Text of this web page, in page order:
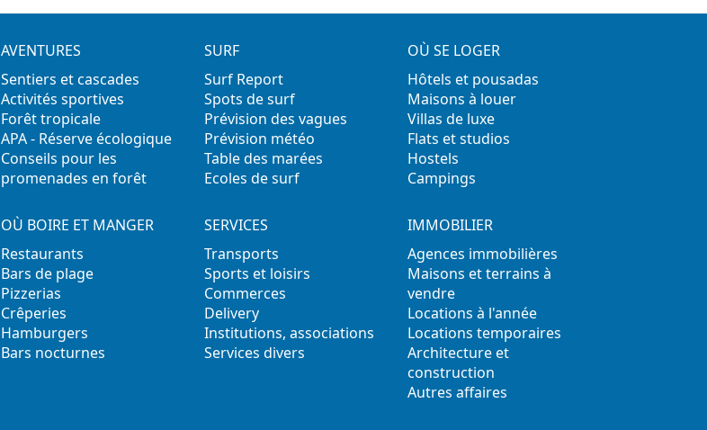
AVENTURES
Sentiers et cascades
Activités sportives
Forêt tropicale
APA - Réserve écologique
Conseils pour les
promenades en forêt
SURF
Surf Report
Spots de surf
Prévision des vagues
Prévision météo
Table des marées
Ecoles de surf
OÙ SE LOGER
Hôtels et pousadas
Maisons à louer
Villas de luxe
Flats et studios
Hostels
Campings
OÙ BOIRE ET MANGER
Restaurants
Bars de plage
Pizzerias
Crêperies
Hamburgers
Bars nocturnes
SERVICES
Transports
Sports et loisirs
Commerces
Delivery
Institutions, associations
Services divers
IMMOBILIER
Agences immobilières
Maisons et terrains à
vendre
Locations à l'année
Locations temporaires
Architecture et
construction
Autres affaires